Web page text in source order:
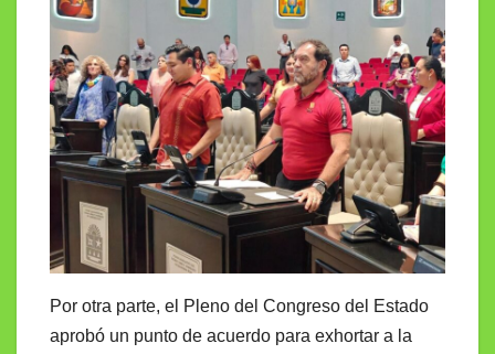
Por otra parte, el Pleno del Congreso del Estado
aprobó un punto de acuerdo para exhortar a la